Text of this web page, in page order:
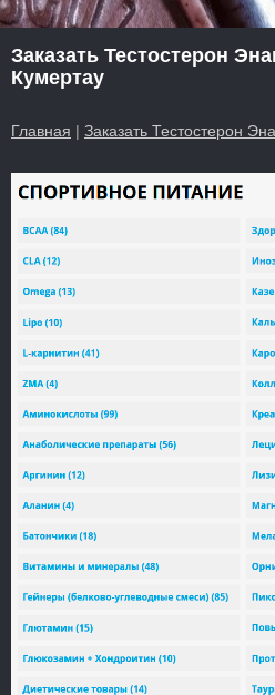
Заказать Тестостерон
Кумертау
Главная | Заказать Тестостерон